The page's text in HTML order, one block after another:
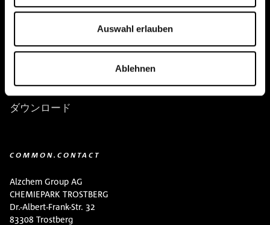
Auswahl erlauben
Ablehnen
購入はこちら
クレアチンに関する知識
接触
ダウンロード
COMMON.CONTACT
Alzchem Group AG
CHEMIEPARK TROSTBERG
Dr.-Albert-Frank-Str. 32
83308 Trostberg